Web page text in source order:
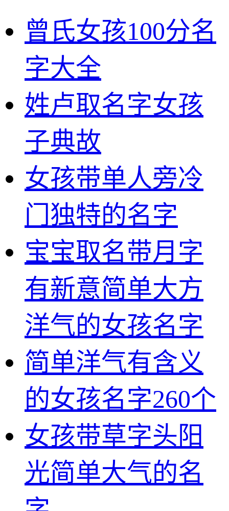
曾氏女孩100分名
字大全
姓卢取名字女孩
子典故
女孩带单人旁冷
门独特的名字
宝宝取名带月字
有新意简单大方
洋气的女孩名字
简单洋气有含义
的女孩名字260个
女孩带草字头阳
光简单大气的名